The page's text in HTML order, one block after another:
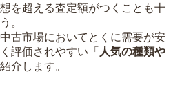
を超える査定額がつくことも十
。
古市場においてとくに需要が安
評価されやすい「 人気の種類や
介します。